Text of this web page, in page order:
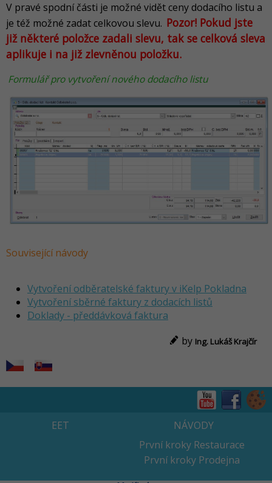
V pravé spodní části je možné vidět ceny dodacího listu a
je též možné zadat celkovou slevu. Pozor! Pokud jste
již některé položce zadali slevu, tak se celková sleva
aplikuje i na již zlevněnou položku.
Formulář pro vytvoření nového dodacího listu
Související návody
Vytvoření odběratelské faktury v iKelp Pokladna
Vytvoření sběrné faktury z dodacích listů
Doklady - předdávková faktura
by Ing. Lukáš Krajčír
EET
NÁVODY
První kroky Restaurace
První kroky Prodejna